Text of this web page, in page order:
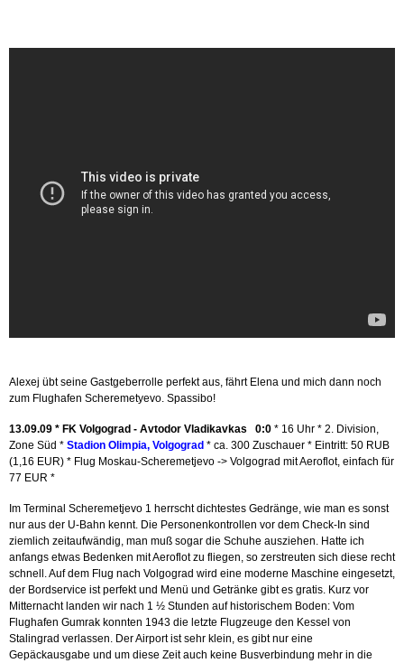
Alexej übt seine Gastgeberrolle perfekt aus, fährt Elena und mich dann noch
zum Flughafen Scheremetyevo. Spassibo!
13.09.09 * FK Volgograd - Avtodor Vladikavkas 0:0 * 16 Uhr * 2. Division,
Zone Süd * Stadion Olimpia, Volgograd * ca. 300 Zuschauer * Eintritt: 50 RUB
(1,16 EUR) * Flug Moskau-Scheremetjevo -> Volgograd mit Aeroflot, einfach für
77 EUR *
Im Terminal Scheremetjevo 1 herrscht dichtestes Gedränge, wie man es sonst
nur aus der U-Bahn kennt. Die Personenkontrollen vor dem Check-In sind
ziemlich zeitaufwändig, man muß sogar die Schuhe ausziehen. Hatte ich
anfangs etwas Bedenken mit Aeroflot zu fliegen, so zerstreuten sich diese recht
schnell. Auf dem Flug nach Volgograd wird eine moderne Maschine eingesetzt,
der Bordservice ist perfekt und Menü und Getränke gibt es gratis. Kurz vor
Mitternacht landen wir nach 1 ½ Stunden auf historischem Boden: Vom
Flughafen Gumrak konnten 1943 die letzte Flugzeuge den Kessel von
Stalingrad verlassen. Der Airport ist sehr klein, es gibt nur eine
Gepäckausgabe und um diese Zeit auch keine Busverbindung mehr in die